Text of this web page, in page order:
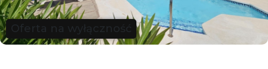
Oferta na wyłączność